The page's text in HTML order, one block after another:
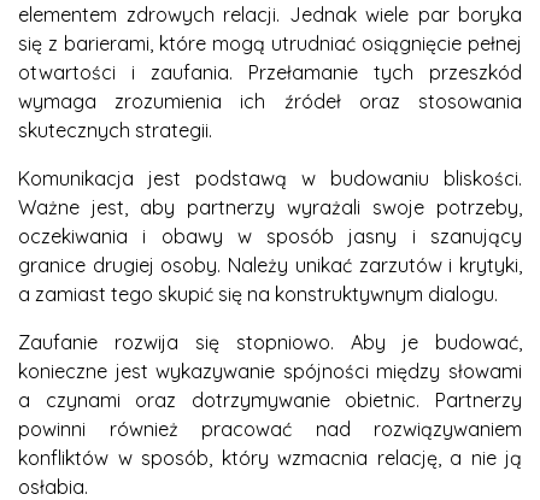
elementem zdrowych relacji. Jednak wiele par boryka
się z barierami, które mogą utrudniać osiągnięcie pełnej
otwartości i zaufania. Przełamanie tych przeszkód
wymaga zrozumienia ich źródeł oraz stosowania
skutecznych strategii.
Komunikacja jest podstawą w budowaniu bliskości.
Ważne jest, aby partnerzy wyrażali swoje potrzeby,
oczekiwania i obawy w sposób jasny i szanujący
granice drugiej osoby. Należy unikać zarzutów i krytyki,
a zamiast tego skupić się na konstruktywnym dialogu.
Zaufanie rozwija się stopniowo. Aby je budować,
konieczne jest wykazywanie spójności między słowami
a czynami oraz dotrzymywanie obietnic. Partnerzy
powinni również pracować nad rozwiązywaniem
konfliktów w sposób, który wzmacnia relację, a nie ją
osłabia.